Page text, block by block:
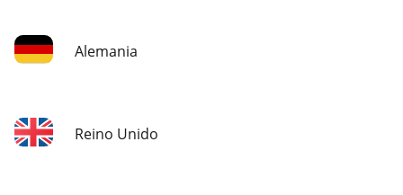
Alemania
Reino Unido